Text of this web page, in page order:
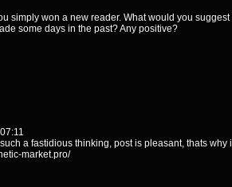
simply won a new reader. What would you suggest
some days in the past? Any positive?
a fastidious thinking, post is pleasant, thats why i
market.pro/